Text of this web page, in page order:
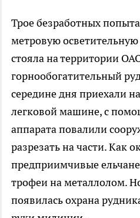
Трое безработных
метровую
стояла на территории
горнообогатительный
середине дня приехали
легковой машине, с
аппарата повалили
разрезать на части. Как
предприимчивые ельчане
трофеи на металлолом.
появилась охрана